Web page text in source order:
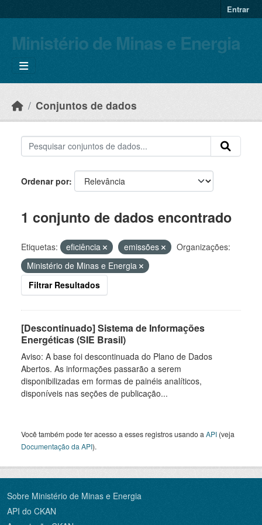
Entrar
Ministério de Minas e Energia
Conjuntos de dados
Ordenar por
1 conjunto de dados encontrado
Etiquetas: eficiência emissões
Organizações:
Ministério de Minas e Energia
Filtrar Resultados
[Descontinuado] Sistema de Informações
Energéticas (SIE Brasil)
Aviso: A base foi descontinuada do Plano de Dados
Abertos. As informações passarão a serem
disponibilizadas em formas de painéis analíticos,
disponíveis nas seções de publicação...
Você também pode ter acesso a esses registros usando a API (veja
Documentação da API).
Sobre Ministério de Minas e Energia
API do CKAN